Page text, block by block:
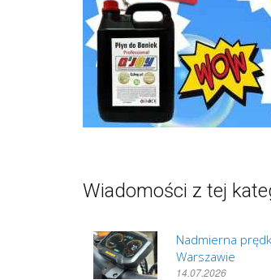
Wiadomości z tej
Nadmierna
Warszawie
14.07.2026